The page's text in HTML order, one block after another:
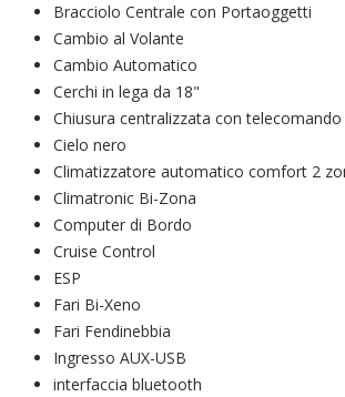
Bracciolo Centrale con Portaoggetti
Cambio al Volante
Cambio Automatico
Cerchi in lega da 18"
Chiusura centralizzata con telecomando
Cielo nero
Climatizzatore automatico comfort 2
Climatronic Bi-Zona
Computer di Bordo
Cruise Control
ESP
Fari Bi-Xeno
Fari Fendinebbia
Ingresso AUX-USB
interfaccia bluetooth